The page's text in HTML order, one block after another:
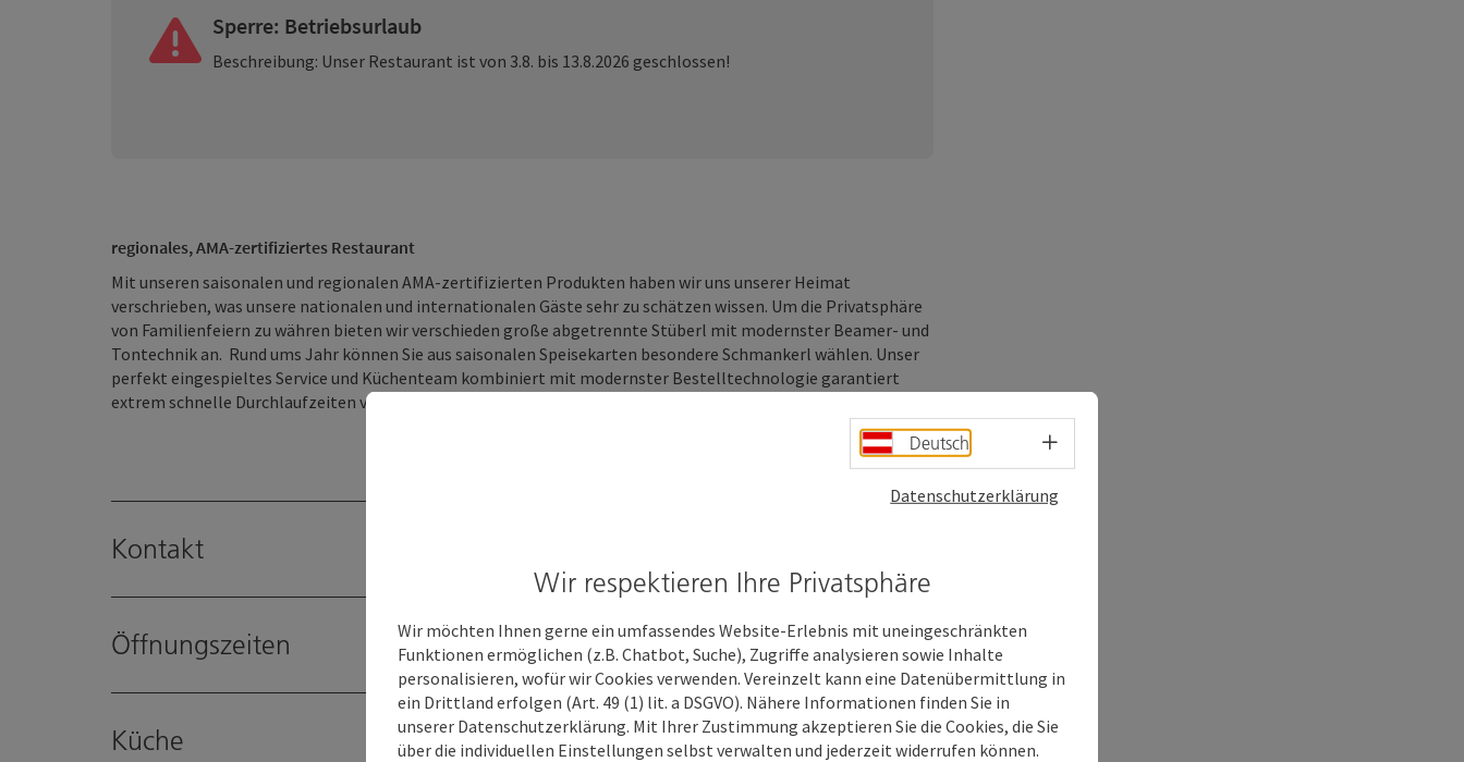
Sperre: Betriebsurlaub
Beschreibung: Unser Restaurant ist von 3.8. bis 13.8.2026 geschlossen!
regionales, AMA-zertifiziertes Restaurant
Mit unseren saisonalen und regionalen AMA-zertifizierten Produkten haben wir uns unserer Heimat
verschrieben, was unsere nationalen und internationalen Gäste sehr zu schätzen wissen. Um die Privatsphäre
von Familienfeiern zu währen bieten wir verschieden große abgetrennte Stüberl mit modernster Beamer- und
Tontechnik an. Rund ums Jahr können Sie aus saisonalen Speisekarten besondere Schmankerl wählen. Unser
perfekt eingespieltes Service und Küchenteam kombiniert mit modernster Bestelltechnologie garantiert
extrem schnelle Durchlaufzeiten von Kleingruppen bis Großgruppen und Bussen.
Kontakt
Öffnungszeiten
Küche
Deutsch Sprachwahl - Menü öffnen
Datenschutzerklärung
Wir respektieren Ihre Privatsphäre
Wir möchten Ihnen gerne ein umfassendes Website-Erlebnis mit uneingeschränkten
Funktionen ermöglichen (z.B. Chatbot, Suche), Zugriffe analysieren sowie Inhalte
personalisieren, wofür wir Cookies verwenden. Vereinzelt kann eine Datenübermittlung in
ein Drittland erfolgen (Art. 49 (1) lit. a DSGVO). Nähere Informationen finden Sie in
unserer Datenschutzerklärung. Mit Ihrer Zustimmung akzeptieren Sie die Cookies, die Sie
über die individuellen Einstellungen selbst verwalten und jederzeit widerrufen können.